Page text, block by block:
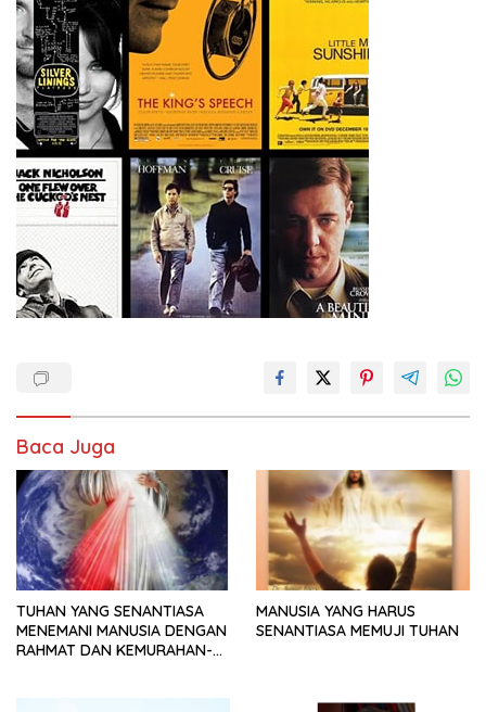
Baca Juga
TUHAN YANG SENANTIASA
MENEMANI MANUSIA DENGAN
RAHMAT DAN KEMURAHAN-
MANUSIA YANG HARUS
SENANTIASA MEMUJI TUHAN